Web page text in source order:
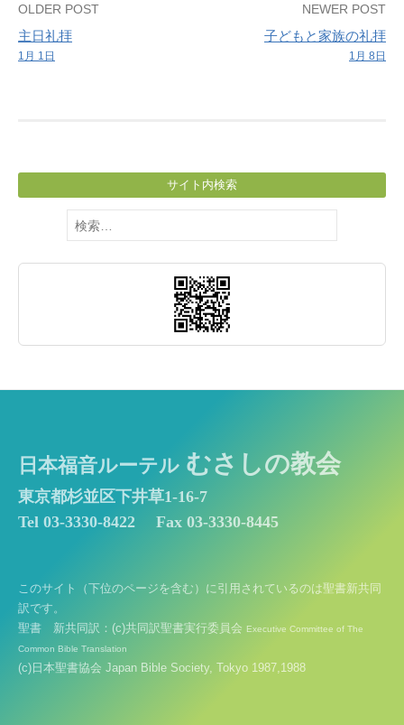
す。
Post
navigation
OLDER POST
主日礼拝
1月 1日
NEWER POST
子どもと家族の礼拝
1月 8日
サイト内検索
検
索:
日本福音ルーテル むさしの教会
東京都杉並区下井草1-16-7
Tel 03-3330-8422
Fax 03-3330-8445
このサイト（下位のページを含む）に引用されているのは聖書新共同
訳です。
聖書 新共同訳：(c)共同訳聖書実行委員会 Executive Committee of The
Common Bible Translation
(c)日本聖書協会 Japan Bible Society, Tokyo 1987,1988